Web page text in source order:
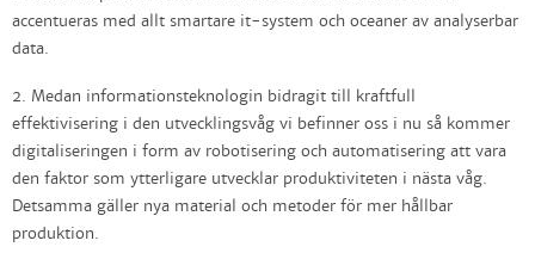
accentueras med allt smartare it-system och oceaner av analyserbar
data.
2. Medan informationsteknologin bidragit till kraftfull
effektivisering i den utvecklingsvåg vi befinner oss i nu så kommer
digitaliseringen i form av robotisering och automatisering att vara
den faktor som ytterligare utvecklar produktiviteten i nästa våg.
Detsamma gäller nya material och metoder för mer hållbar
produktion.